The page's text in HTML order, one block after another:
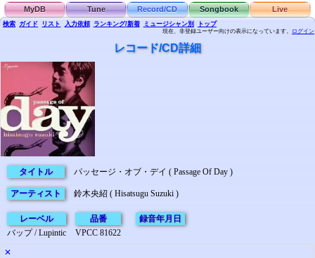
MyDB Tune Record/CD Songbook Live
検索 ガイド リスト 入力依頼 ランキング/新着 ミュージシャン別 トップ
現在、非登録ユーザー向けの表示になっています。 ログイン
レコード/CD詳細
タイトル パッセージ・オブ・デイ ( Passage Of Day )
アーティスト 鈴木央紹 ( Hisatsugu Suzuki )
レーベル
バップ / Lupintic
品番
VPCC 81622
録音年月日
✕